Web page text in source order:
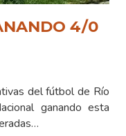
4/0
del fútbol de Río
ganando esta